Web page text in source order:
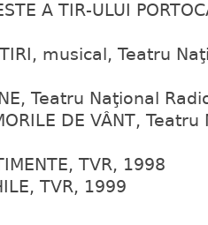
A TIR‑ULUI
musical, Teatru
Teatru Naţional
DE VÂNT,
TVR, 1998
TVR, 1999